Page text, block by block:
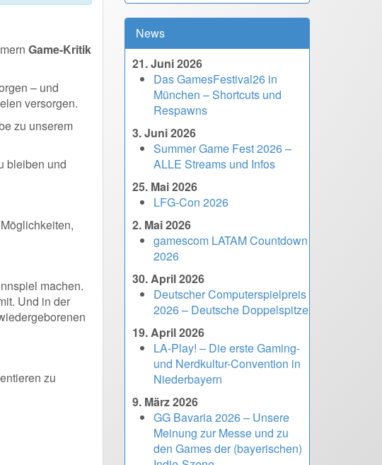
Game-Kritik
– und
versorgen.
zu unserem
bleiben und
machen.
Und in der
zu
News
21. Juni 2026
Das GamesFestival26 in
München – Shortcuts und
Respawns
3. Juni 2026
Summer Game Fest 2026 –
ALLE Streams und Infos
25. Mai 2026
LFG-Con 2026
2. Mai 2026
gamescom LATAM Countdown
2026
30. April 2026
Deutscher Computerspielpreis
2026 – Deutsche Doppelspitze
19. April 2026
LA-Play! – Die erste Gaming-
und Nerdkultur-Convention in
Niederbayern
9. März 2026
GG Bavaria 2026 – Unsere
Meinung zur Messe und zu
den Games der (bayerischen)